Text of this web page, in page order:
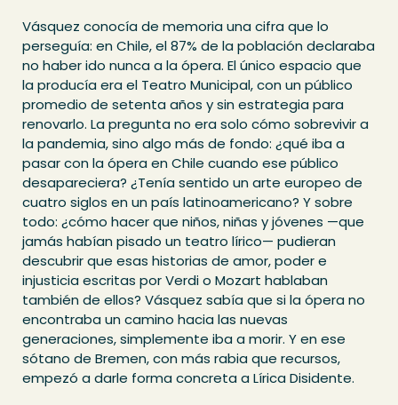
Vásquez conocía de memoria una cifra que lo
perseguía: en Chile, el 87% de la población declaraba
no haber ido nunca a la ópera. El único espacio que
la producía era el Teatro Municipal, con un público
promedio de setenta años y sin estrategia para
renovarlo. La pregunta no era solo cómo sobrevivir a
la pandemia, sino algo más de fondo: ¿qué iba a
pasar con la ópera en Chile cuando ese público
desapareciera? ¿Tenía sentido un arte europeo de
cuatro siglos en un país latinoamericano? Y sobre
todo: ¿cómo hacer que niños, niñas y jóvenes —que
jamás habían pisado un teatro lírico— pudieran
descubrir que esas historias de amor, poder e
injusticia escritas por Verdi o Mozart hablaban
también de ellos? Vásquez sabía que si la ópera no
encontraba un camino hacia las nuevas
generaciones, simplemente iba a morir. Y en ese
sótano de Bremen, con más rabia que recursos,
empezó a darle forma concreta a Lírica Disidente.